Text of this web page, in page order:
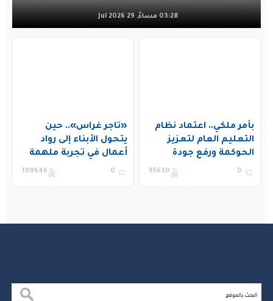
03:28 مساءً, 29 Jul 2026
بأمر ملكي.. اعتماد نظام
التعليم العام لتعزيز
الحوكمة ورفع جودة
التعليم في المملكة
0
95630
«تاجر غراس».. حين
يتحول الأبناء إلى رواد
أعمال في تجربة ملهمة
بنادي غراس الصيفي
0
109646